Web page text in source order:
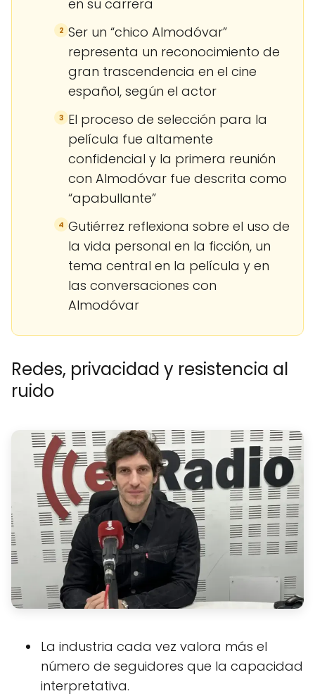
en su carrera
2 Ser un “chico Almodóvar”
representa un reconocimiento de
gran trascendencia en el cine
español, según el actor
3 El proceso de selección para la
película fue altamente
confidencial y la primera reunión
con Almodóvar fue descrita como
“apabullante”
4 Gutiérrez reflexiona sobre el uso de
la vida personal en la ficción, un
tema central en la película y en
las conversaciones con
Almodóvar
Redes, privacidad y resistencia al
ruido
La industria cada vez valora más el
número de seguidores que la capacidad
interpretativa.